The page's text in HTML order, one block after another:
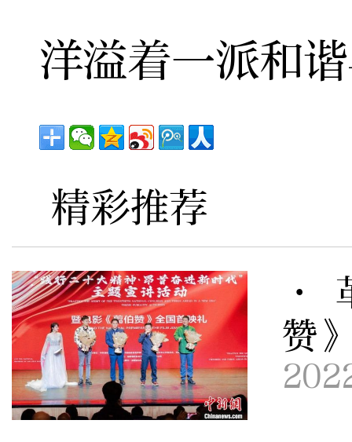
洋溢着一派和
精彩推荐
·
赞